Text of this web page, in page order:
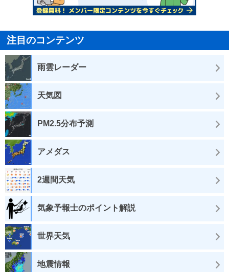
注目のコンテンツ
雨雲レーダー
天気図
PM2.5分布予測
アメダス
2週間天気
気象予報士のポイント解説
世界天気
地震情報